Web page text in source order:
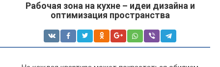
Рабочая зона на кухне – идеи дизайна и
оптимизация пространства